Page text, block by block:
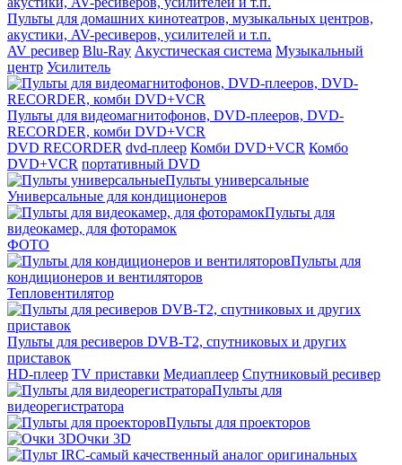
Пульты для домашних кинотеатров, музыкальных центров,
акустики, AV-ресиверов, усилителей и т.п.
AV ресивер Blu-Ray Акустическая система Музыкальный
центр Усилитель
Пульты для видеомагнитофонов, DVD-плееров, DVD-
RECORDER, комби DVD+VCR
DVD RECORDER dvd-плеер Комби DVD+VCR Комбо
DVD+VCR портативный DVD
Пульты универсальные
Универсальные для кондиционеров
Пульты для
видеокамер, для фоторамок
ФОТО
Пульты для
кондиционеров и вентиляторов
Тепловентилятор
Пульты для ресиверов DVB-T2, спутниковых и других
приставок
HD-плеер TV приставки Медиаплеер Спутниковый ресивер
Пульты для
видеорегистратора
Пульты для проекторов
Очки 3D